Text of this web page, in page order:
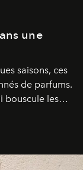
une
saisons, ces
de parfums.
bouscule les
proposant
: